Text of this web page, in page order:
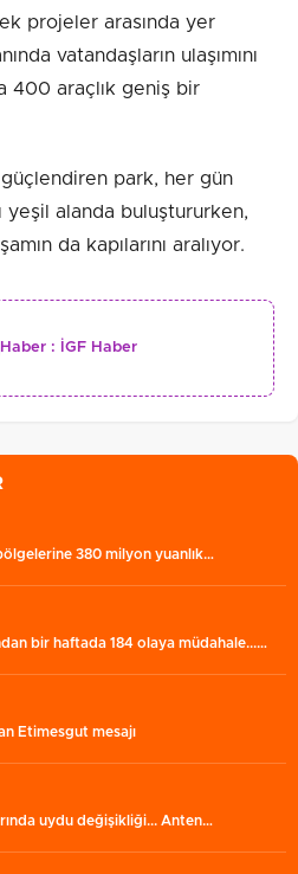
projeler arasında yer
vatandaşların ulaşımını
400 araçlık geniş bir
park, her gün
yeşil alanda buluştururken,
da kapılarını aralıyor.
Haber : İGF Haber
380 milyon yuanlık…
bir haftada 184 olaya müdahale...…
Etimesgut mesajı
uydu değişikliği... Anten…